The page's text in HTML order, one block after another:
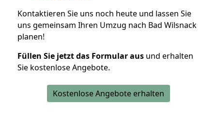
Kontaktieren Sie uns noch heute und lassen Sie
uns gemeinsam Ihren Umzug nach Bad Wilsnack
planen!
Füllen Sie jetzt das Formular aus und erhalten
Sie kostenlose Angebote.
Kostenlose Angebote erhalten